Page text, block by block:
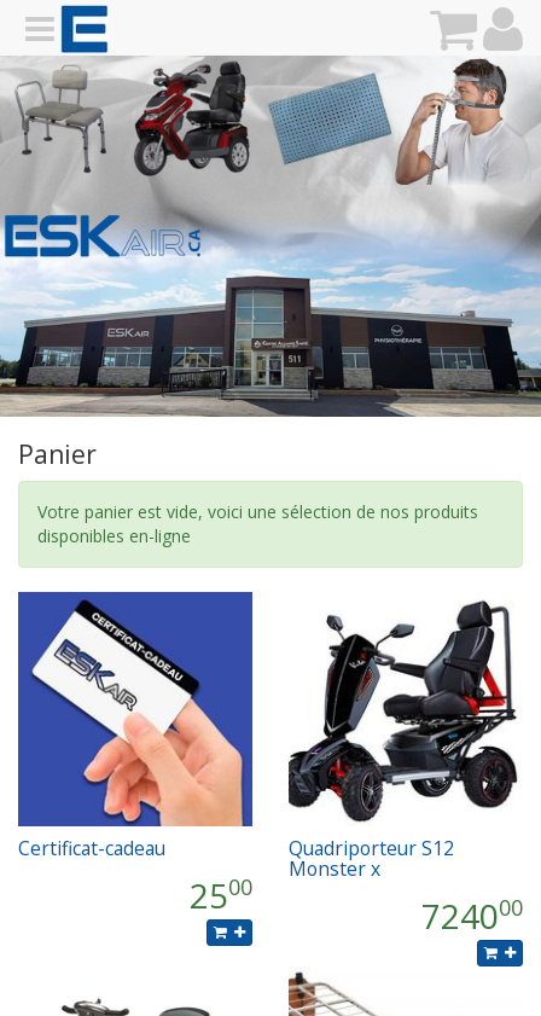
Panier
Votre panier est vide, voici une sélection de nos produits
disponibles en-ligne
Certificat-cadeau
2500
Quadriporteur S12
Monster x
724000